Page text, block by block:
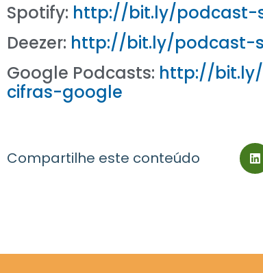
Spotify: http://bit.ly/podcast-
Deezer: http://bit.ly/podcast-
Google Podcasts: http://
cifras-google
Compartilhe este conteúdo